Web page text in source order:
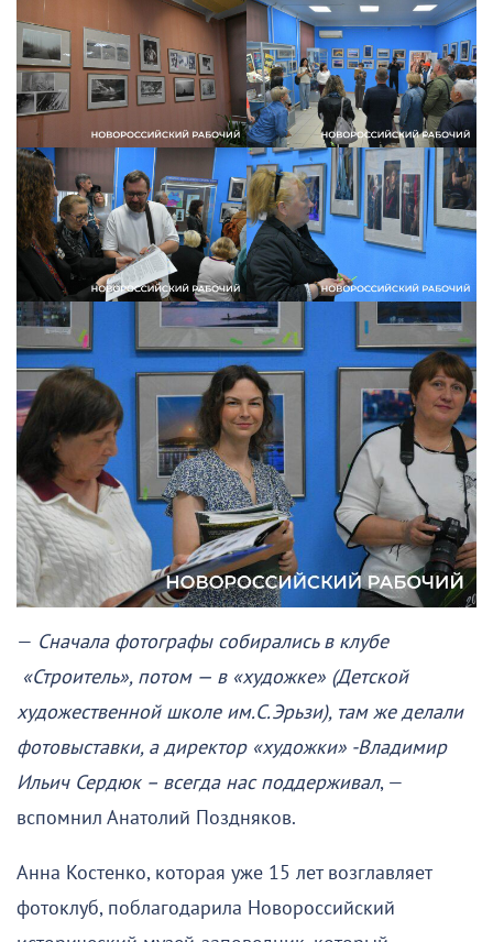
— Сначала фотографы собирались в клубе
«Строитель», потом — в «художке» (Детской
художественной школе им.С.Эрьзи), там же делали
фотовыставки, а директор «художки» -Владимир
Ильич Сердюк – всегда нас поддерживал, —
вспомнил Анатолий Поздняков.
Анна Костенко, которая уже 15 лет возглавляет
фотоклуб, поблагодарила Новороссийский